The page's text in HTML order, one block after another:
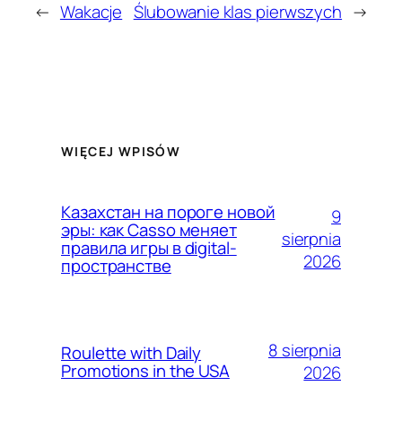
← Wakacje Ślubowanie klas pierwszych →
WIĘCEJ WPISÓW
Казахстан на пороге новой
эры: как Casso меняет
правила игры в digital-
пространстве
9
sierpnia
2026
Roulette with Daily
Promotions in the USA
8 sierpnia
2026